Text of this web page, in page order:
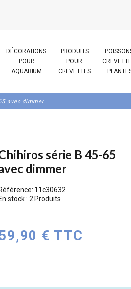
DÉCORATIONS
POUR
AQUARIUM
PRODUITS
POUR
CREVETTES
avec dimmer
série B 45-65
dimmer
11c30632
stock : 2 Produits
€ TTC